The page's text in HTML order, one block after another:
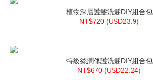
植物深層護髮洗髮DIY組合包
NT$720 (USD23.9)
特級絲潤修護洗髮DIY組合包
NT$670 (USD22.24)